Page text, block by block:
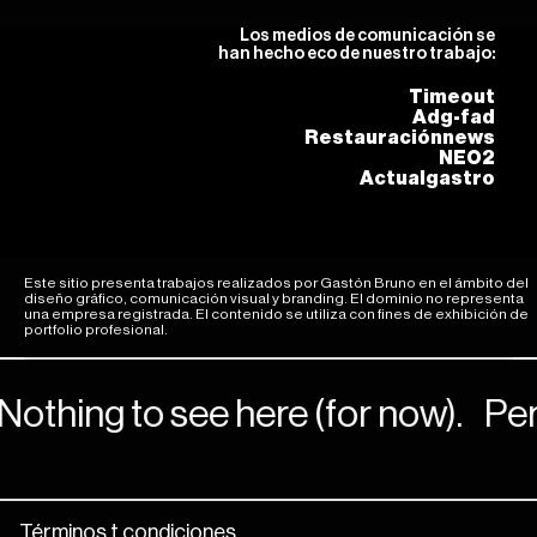
Los medios de comunicación se
han hecho eco de nuestro trabajo:
Timeout
Adg-fad
Restauraciónnews
NEO2
Actualgastro
Este sitio presenta trabajos realizados por Gastón Bruno en el ámbito del
diseño gráfico, comunicación visual y branding. El dominio no representa
una empresa registrada. El contenido se utiliza con fines de exhibición de
portfolio profesional.
to see here (for now).
Términos t condiciones